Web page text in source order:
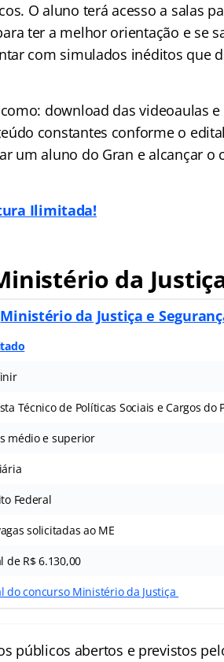
O aluno terá acesso a salas
ter a melhor orientação e se
com simulados inéditos que
download das videoaulas e
constantes conforme o
um aluno do Gran e alcançar o
Ilimitada!
da
Ministério da Justiça e
Técnico de Políticas Sociais e Cargos do
médio e superior
Federal
solicitadas ao ME
de R$ 6.130,00
concurso Ministério da Justiça
públicos abertos e previstos